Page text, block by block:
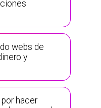
webs de
y
hacer